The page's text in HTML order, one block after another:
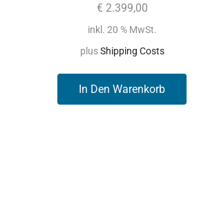
€ 2.399,00
inkl. 20 % MwSt.
plusShipping Costs
In Den Warenkorb